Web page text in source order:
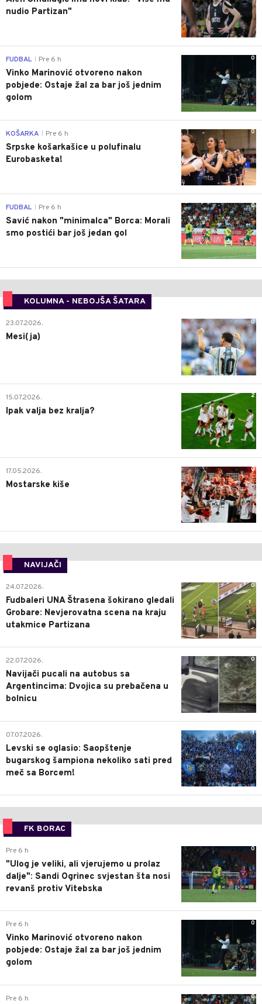
nudio Partizan"
0
FUDBAL Pre 6 h
Vinko Marinović otvoreno nakon
pobjede: Ostaje žal za bar još jednim
golom
0
KOŠARKA Pre 6 h
Srpske košarkašice u polufinalu
Eurobasketa!
0
FUDBAL Pre 6 h
Savić nakon "minimalca" Borca: Morali
smo postići bar još jedan gol
KOLUMNA - NEBOJŠA ŠATARA
0
23.07.2026.
Mesi(ja)
2
15.07.2026.
Ipak valja bez kralja?
0
17.05.2026.
Mostarske kiše
NAVIJAČI
0
24.07.2026.
Fudbaleri UNA Štrasena šokirano gledali
Grobare: Nevjerovatna scena na kraju
utakmice Partizana
0
22.07.2026.
Navijači pucali na autobus sa
Argentincima: Dvojica su prebačena u
bolnicu
1
07.07.2026.
Levski se oglasio: Saopštenje
bugarskog šampiona nekoliko sati pred
meč sa Borcem!
FK BORAC
0
Pre 6 h
"Ulog je veliki, ali vjerujemo u prolaz
dalje": Sandi Ogrinec svjestan šta nosi
revanš protiv Vitebska
0
Pre 6 h
Vinko Marinović otvoreno nakon
pobjede: Ostaje žal za bar još jednim
golom
0
Pre 6 h